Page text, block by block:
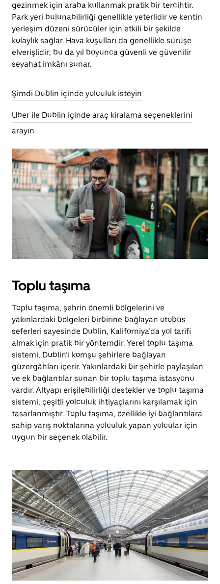
gezinmek için araba kullanmak pratik bir tercihtir.
Park yeri bulunabilirliği genellikle yeterlidir ve kentin
yerleşim düzeni sürücüler için etkili bir şekilde
kolaylık sağlar. Hava koşulları da genellikle sürüşe
elverişlidir; bu da yıl boyunca güvenli ve güvenilir
seyahat imkânı sunar.
Şimdi Dublin içinde yolculuk isteyin
Uber ile Dublin içinde araç kiralama seçeneklerini
arayın
Toplu taşıma
Toplu taşıma, şehrin önemli bölgelerini ve
yakınlardaki bölgeleri birbirine bağlayan otobüs
seferleri sayesinde Dublin, Kaliforniya’da yol tarifi
almak için pratik bir yöntemdir. Yerel toplu taşıma
sistemi, Dublin’i komşu şehirlere bağlayan
güzergâhları içerir. Yakınlardaki bir şehirle paylaşılan
ve ek bağlantılar sunan bir toplu taşıma istasyonu
vardır. Altyapı erişilebilirliği destekler ve toplu taşıma
sistemi, çeşitli yolculuk ihtiyaçlarını karşılamak için
tasarlanmıştır. Toplu taşıma, özellikle iyi bağlantılara
sahip varış noktalarına yolculuk yapan yolcular için
uygun bir seçenek olabilir.